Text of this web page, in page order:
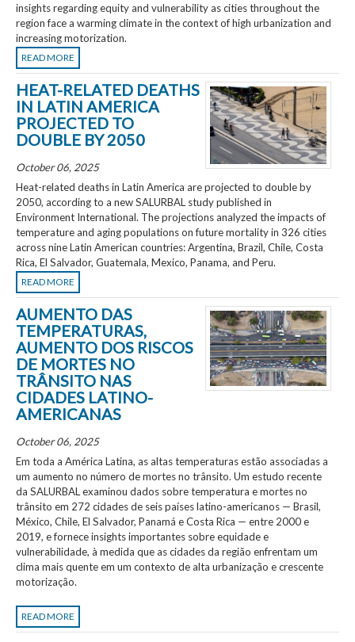
insights regarding equity and vulnerability as cities throughout the
region face a warming climate in the context of high urbanization and
increasing motorization.
READ MORE
HEAT-RELATED DEATHS
IN LATIN AMERICA
PROJECTED TO
DOUBLE BY 2050
October 06, 2025
Heat-related deaths in Latin America are projected to double by
2050, according to a new SALURBAL study published in
Environment International. The projections analyzed the impacts of
temperature and aging populations on future mortality in 326 cities
across nine Latin American countries: Argentina, Brazil, Chile, Costa
Rica, El Salvador, Guatemala, Mexico, Panama, and Peru.
READ MORE
AUMENTO DAS
TEMPERATURAS,
AUMENTO DOS RISCOS
DE MORTES NO
TRÂNSITO NAS
CIDADES LATINO-
AMERICANAS
October 06, 2025
Em toda a América Latina, as altas temperaturas estão associadas a
um aumento no número de mortes no trânsito. Um estudo recente
da SALURBAL examinou dados sobre temperatura e mortes no
trânsito em 272 cidades de seis países latino-americanos — Brasil,
México, Chile, El Salvador, Panamá e Costa Rica — entre 2000 e
2019, e fornece insights importantes sobre equidade e
vulnerabilidade, à medida que as cidades da região enfrentam um
clima mais quente em um contexto de alta urbanização e crescente
motorização.
READ MORE